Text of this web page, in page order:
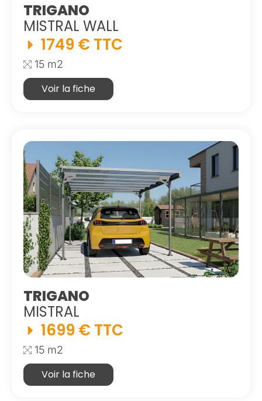
TRIGANO
MISTRAL WALL
1749 € TTC
15 m2
Voir la fiche
TRIGANO
MISTRAL
1699 € TTC
15 m2
Voir la fiche